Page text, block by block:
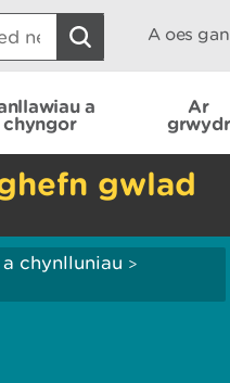
A oes
a
chyngor
Ar
grwydr
gwlad
chynlluniau >